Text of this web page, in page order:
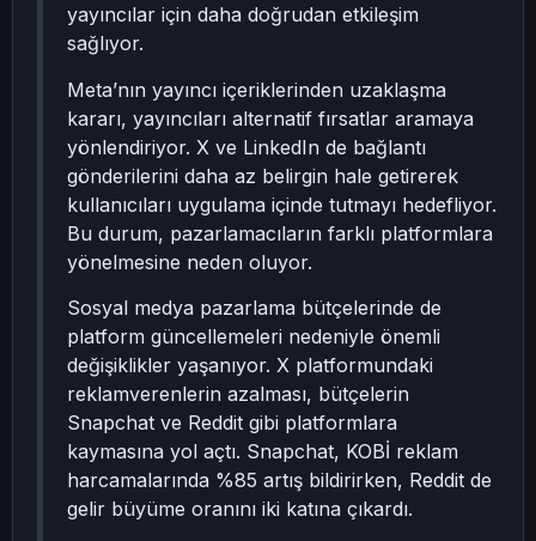
yayıncılar için daha doğrudan etkileşim
sağlıyor.
Meta’nın yayıncı içeriklerinden uzaklaşma
kararı, yayıncıları alternatif fırsatlar aramaya
yönlendiriyor. X ve LinkedIn de bağlantı
gönderilerini daha az belirgin hale getirerek
kullanıcıları uygulama içinde tutmayı hedefliyor.
Bu durum, pazarlamacıların farklı platformlara
yönelmesine neden oluyor.
Sosyal medya pazarlama bütçelerinde de
platform güncellemeleri nedeniyle önemli
değişiklikler yaşanıyor. X platformundaki
reklamverenlerin azalması, bütçelerin
Snapchat ve Reddit gibi platformlara
kaymasına yol açtı. Snapchat, KOBİ reklam
harcamalarında %85 artış bildirirken, Reddit de
gelir büyüme oranını iki katına çıkardı.